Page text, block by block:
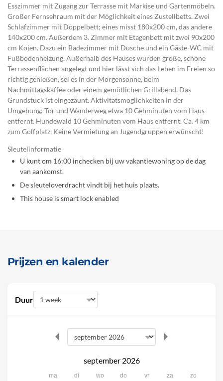
Esszimmer mit Zugang zur Terrasse mit Markise und Gartenmöbeln.
Großer Fernsehraum mit der Möglichkeit eines Zustellbetts. Zwei
Schlafzimmer mit Doppelbett; eines misst 180x200 cm, das andere
140x200 cm. Außerdem 3. Zimmer mit Etagenbett mit zwei 90x200
cm Kojen. Dazu ein Badezimmer mit Dusche und ein Gäste-WC mit
Fußbodenheizung. Außerhalb des Hauses wurden große, schöne
Terrassenflächen angelegt und hier lässt sich das Leben im Freien so
richtig genießen, sei es in der Morgensonne, beim
Nachmittagskaffee oder einem gemütlichen Grillabend. Das
Grundstück ist eingezäunt. Aktivitätsmöglichkeiten in der
Umgebung: Tor und Wanderweg etwa 10 Gehminuten vom Haus
entfernt. Hundewald 10 Gehminuten vom Haus entfernt. Ca. 4 km
zum Golfplatz. Keine Vermietung an Jugendgruppen erwünscht!
Sleutelinformatie
U kunt om 16:00 inchecken bij uw vakantiewoning op de dag
van aankomst.
De sleuteloverdracht vindt bij het huis plaats.
This house is smart lock enabled
Prijzen en kalender
Duur
september 2026
ma di wo do vr za zo